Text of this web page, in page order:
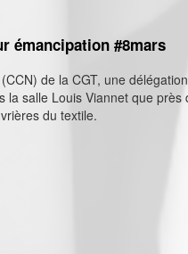
émancipation #8mars
de la CGT, une
salle Louis Viannet que
du textile.